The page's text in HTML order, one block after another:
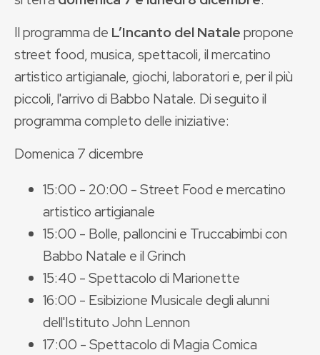
Il programma de L’Incanto del Natalepropone
street food, musica, spettacoli, il mercatino
artistico artigianale, giochi, laboratori e, per il più
piccoli, l'arrivo di Babbo Natale. Di seguito il
programma completo delle iniziative:
Domenica 7 dicembre
15:00 - 20:00 - Street Food e mercatino
artistico artigianale
15:00 - Bolle, palloncini e Truccabimbi con
Babbo Natale e il Grinch
15:40 - Spettacolo di Marionette
16:00 - Esibizione Musicale degli alunni
dell'Istituto John Lennon
17:00 - Spettacolo di Magia Comica